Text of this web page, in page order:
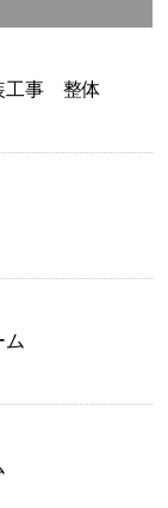
工事 整体
ム